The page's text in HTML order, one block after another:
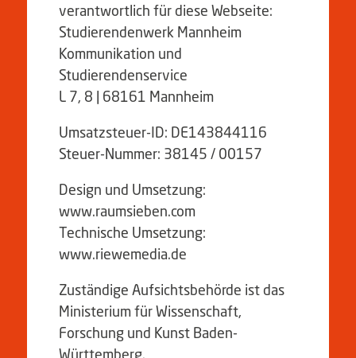
verantwortlich für diese Webseite:
Studierendenwerk Mannheim
Kommunikation und
Studierendenservice
L 7, 8 | 68161 Mannheim
Umsatzsteuer-ID: DE143844116
Steuer-Nummer: 38145 / 00157
Design und Umsetzung:
www.raumsieben.com
Technische Umsetzung:
www.riewemedia.de
Zuständige Aufsichtsbehörde ist das
Ministerium für Wissenschaft,
Forschung und Kunst Baden-
Württemberg.